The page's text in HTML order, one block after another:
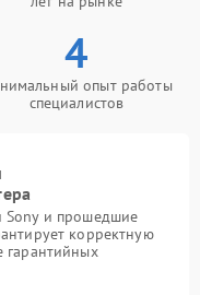
4
опыт работы
специалистов
Sony и прошедшие
корректную
гарантийных